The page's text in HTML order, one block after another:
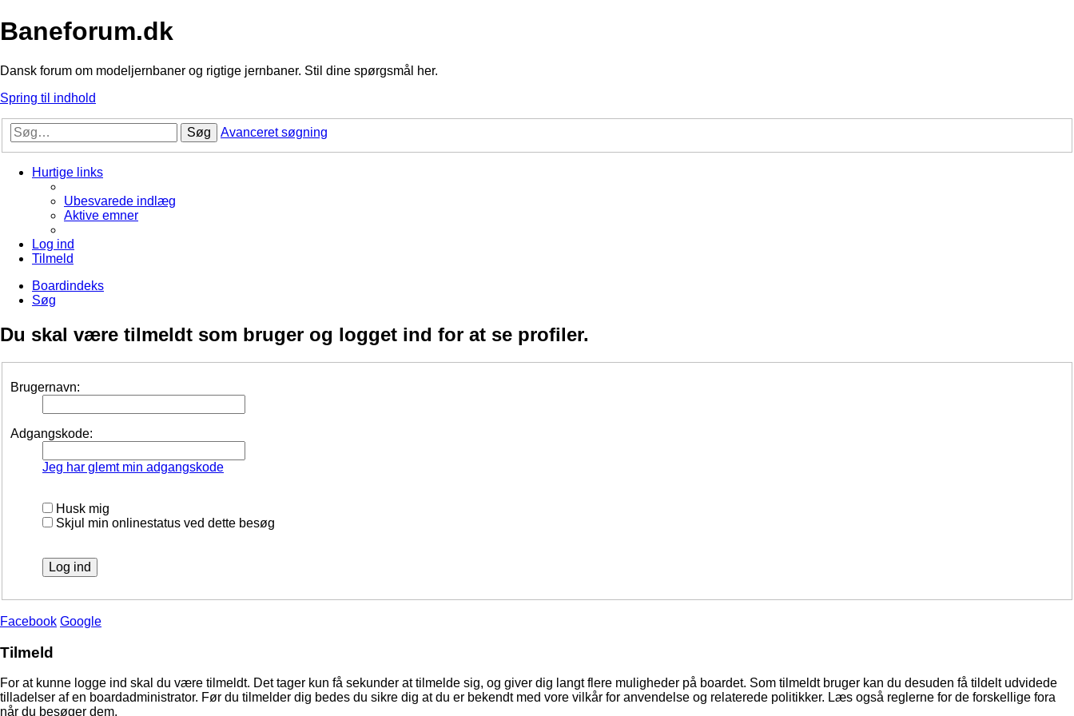
Baneforum.dk
Dansk forum om modeljernbaner og rigtige jernbaner. Stil dine spørgsmål her.
Spring til indhold
Søg Avanceret søgning
Hurtige links
Ubesvarede indlæg
Aktive emner
Log ind
Tilmeld
Boardindeks
Søg
Du skal være tilmeldt som bruger og logget ind for at se profiler.
Brugernavn:
Adgangskode:
Jeg har glemt min adgangskode
Husk mig
Skjul min onlinestatus ved dette besøg
Facebook Google
Tilmeld
For at kunne logge ind skal du være tilmeldt. Det tager kun få sekunder at tilmelde sig, og giver dig langt flere muligheder på boardet. Som tilmeldt bruger kan du desuden få tildelt udvidede
tilladelser af en boardadministrator. Før du tilmelder dig bedes du sikre dig at du er bekendt med vore vilkår for anvendelse og relaterede politikker. Læs også reglerne for de forskellige fora
når du besøger dem.